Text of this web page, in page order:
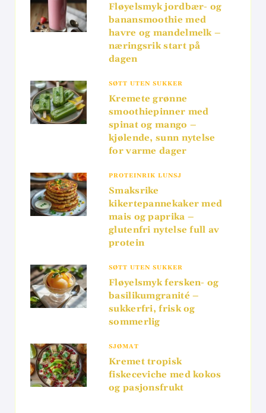
Fløyelsmyk jordbær- og
banansmoothie med
havre og mandelmelk –
næringsrik start på
dagen
SØTT UTEN SUKKER
Kremete grønne
smoothiepinner med
spinat og mango –
kjølende, sunn nytelse
for varme dager
PROTEINRIK LUNSJ
Smaksrike
kikertepannekaker med
mais og paprika –
glutenfri nytelse full av
protein
SØTT UTEN SUKKER
Fløyelsmyk fersken- og
basilikumgranité –
sukkerfri, frisk og
sommerlig
SJØMAT
Kremet tropisk
fiskeceviche med kokos
og pasjonsfrukt